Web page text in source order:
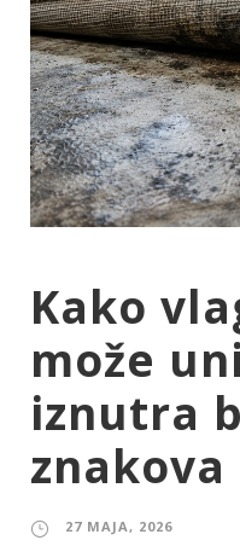
Kako
može
iznutra
znakova
27 MAJA, 2026